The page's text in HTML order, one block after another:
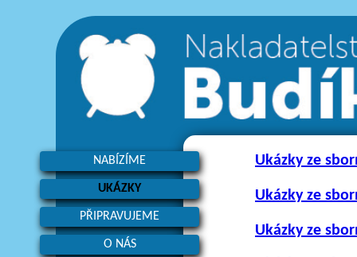
NABÍZÍME
UKÁZKY
PŘIPRAVUJEME
O NÁS
Ukázky ze
Ukázky ze
Ukázky ze